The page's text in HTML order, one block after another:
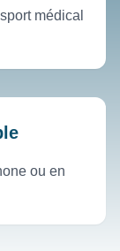
médical
ou en